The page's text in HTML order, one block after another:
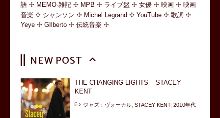
語
MEMO-雑記 MPB ライブ盤 女優 映画
映画
音楽
シャンソン Michel Legrand YouTube
歌詞
Yeye
GIlberto 伝統音楽
NEW POST
THE CHANGING LIGHTS – STACEY
KENT
ジャズ：ヴォーカル ,STACEY KENT,2010年代